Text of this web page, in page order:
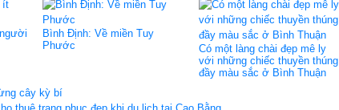
Bình Định: Về miền Tuy
Phước
Có một làng chài đẹp mê ly
với những chiếc thuyền thúng
đầy màu sắc ở Bình Thuận
cây kỳ bí